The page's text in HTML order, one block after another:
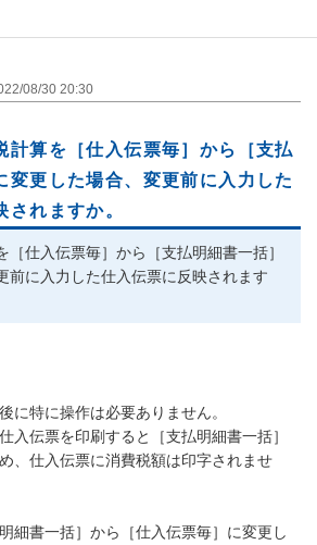
08/30 20:30
計算を［仕入伝票毎］から［支払
変更した場合、変更前に入力した
されますか。
［仕入伝票毎］から［支払明細書一括］
前に入力した仕入伝票に反映されます
に特に操作は必要ありません。
入伝票を印刷すると［支払明細書一括］
、仕入伝票に消費税額は印字されませ
細書一括］から［仕入伝票毎］に変更し